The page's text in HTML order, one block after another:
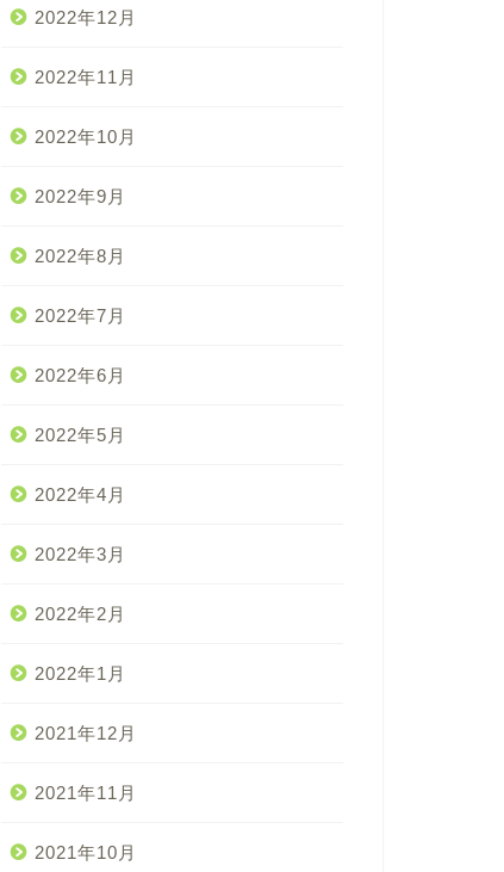
2022年12月
2022年11月
2022年10月
2022年9月
2022年8月
2022年7月
2022年6月
2022年5月
2022年4月
2022年3月
2022年2月
2022年1月
2021年12月
2021年11月
2021年10月